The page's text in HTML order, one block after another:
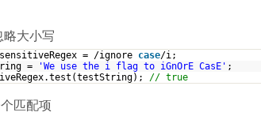
大小写
= /ignore case/i;
= 'We use the i flag to iGnOrE CasE' ;
// true
匹配项